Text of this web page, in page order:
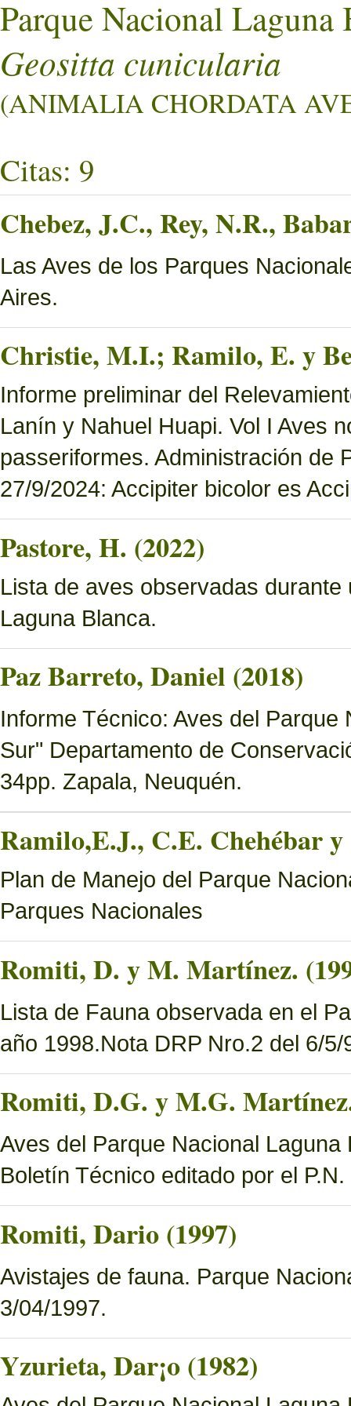
Parque Nacional Laguna
Geositta cunicularia
(ANIMALIA CHORDATA
Citas: 9
Chebez, J.C., Rey, N.R.,
Las Aves de los Parques
Aires.
Christie, M.I.; Ramilo, E. y
Informe preliminar del
Lanín y Nahuel Huapi. Vol I Aves
passeriformes. Administración de
27/9/2024: Accipiter bicolor es
Pastore, H. (2022)
Lista de aves observadas
Laguna Blanca.
Paz Barreto, Daniel (2018)
Informe Técnico: Aves del
Sur" Departamento de
34pp. Zapala, Neuquén.
Ramilo,E.J., C.E. Chehébar
Plan de Manejo del Parque
Parques Nacionales
Romiti, D. y M. Martínez.
Lista de Fauna observada en el
año 1998.Nota DRP Nro.2 del 6/5/
Romiti, D.G. y M.G.
Aves del Parque Nacional
Boletín Técnico editado por el
Romiti, Dario (1997)
Avistajes de fauna. Parque
3/04/1997.
Yzurieta, Dar¡o (1982)